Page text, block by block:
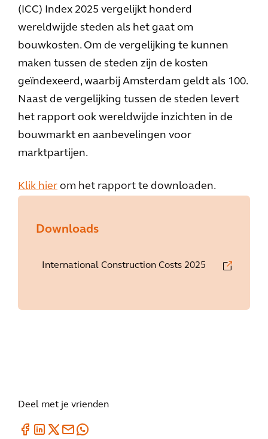
(ICC) Index 2025 vergelijkt honderd
wereldwijde steden als het gaat om
bouwkosten. Om de vergelijking te kunnen
maken tussen de steden zijn de kosten
geïndexeerd, waarbij Amsterdam geldt als 100.
Naast de vergelijking tussen de steden levert
het rapport ook wereldwijde inzichten in de
bouwmarkt en aanbevelingen voor
marktpartijen.
Klik hier om het rapport te downloaden.
Downloads
International Construction Costs 2025
Deel met je vrienden